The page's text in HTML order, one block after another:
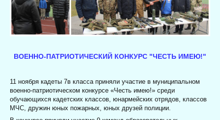
ВОЕННО-ПАТРИОТИЧЕСКИЙ КОНКУРС "ЧЕСТЬ ИМЕЮ!"
11 ноября кадеты 7в класса приняли участие в муниципальном
военно-патриотическом конкурсе «Честь имею!» среди
обучающихся кадетских классов, юнармейских отрядов, классов
МЧС, дружин юных пожарных, юных друзей полиции.